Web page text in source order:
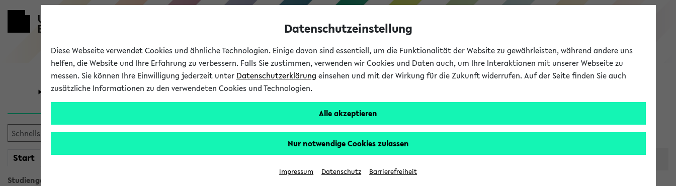
eKVV
Universität Forschung Studium
Start meineKVV
Studiengangsauswahl
Im eKVV verwaltete Räume
Datenschutzeinstellung
Diese Webseite verwendet Cookies und ähnliche Technologien. Einige davon sind essentiell, um die Funktionalität der Website zu gewährleisten, während andere uns
helfen, die Website und Ihre Erfahrung zu verbessern. Falls Sie zustimmen, verwenden wir Cookies und Daten auch, um Ihre Interaktionen mit unserer Webseite zu
messen. Sie können Ihre Einwilligung jederzeit unter Datenschutzerklärung einsehen und mit der Wirkung für die Zukunft widerrufen. Auf der Seite finden Sie auch
zusätzliche Informationen zu den verwendeten Cookies und Technologien.
Alle akzeptieren
Nur notwendige Cookies zulassen
Impressum Datenschutz Barrierefreiheit